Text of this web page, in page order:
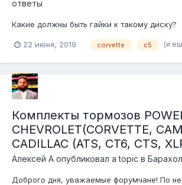
ответы
Какие должны быть гайки к такому диску?
22 июня, 2019 corvette c5 (и
Комплекты тормозов
CHEVROLET(CORVETTE,
CADILLAC (ATS, CT6, CTS,
Алексей А опубликовал a topic в
Доброго дня, уважаемые форумчане! По